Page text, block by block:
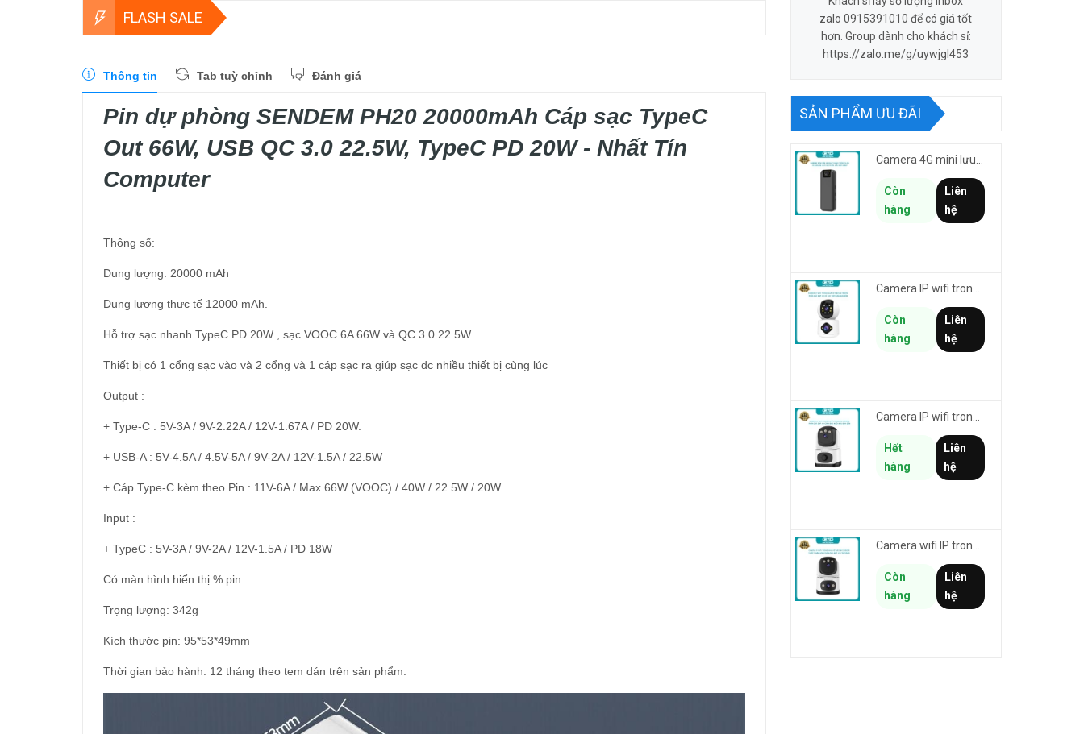
FLASH SALE
Thông tin Tab tuỳ chỉnh Đánh giá
Pin dự phòng SENDEM PH20 20000mAh Cáp sạc TypeC
Out 66W, USB QC 3.0 22.5W, TypeC PD 20W - Nhất Tín
Computer
Thông số:
Dung lượng: 20000 mAh
Dung lượng thực tế 12000 mAh.
Hỗ trợ sạc nhanh TypeC PD 20W , sạc VOOC 6A 66W và QC 3.0 22.5W.
Thiết bị có 1 cổng sạc vào và 2 cổng và 1 cáp sạc ra giúp sạc dc nhiều thiết bị cùng lúc
Output :
+ Type-C : 5V-3A / 9V-2.22A / 12V-1.67A / PD 20W.
+ USB-A : 5V-4.5A / 4.5V-5A / 9V-2A / 12V-1.5A / 22.5W
+ Cáp Type-C kèm theo Pin : 11V-6A / Max 66W (VOOC) / 40W / 22.5W / 20W
Input :
+ TypeC : 5V-3A / 9V-2A / 12V-1.5A / PD 18W
Có màn hình hiển thị % pin
Trọng lượng: 342g
Kích thước pin: 95*53*49mm
Thời gian bảo hành: 12 tháng theo tem dán trên sản phẩm.
zalo 0915391010 để có giá tốt
hơn. Group dành cho khách sỉ:
https://zalo.me/g/uywjgl453
SẢN PHẨM ƯU ĐÃI
Camera 4G mini lưu hành trình VSTARCAM CB77 phân giải 3MP FullHD 1080P - Action cam quay Vlog
Còn
hàng
Liên
hệ
Còn
hàng
Liên
hệ
Camera IP wifi trong nhà VSTARCAM CS995M phân giải 2MP HD led trợ sáng - cảnh báo khói, gas, cháy
Hết
hàng
Liên
hệ
Còn
hàng
Liên
hệ